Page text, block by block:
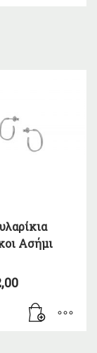
Ασήμι